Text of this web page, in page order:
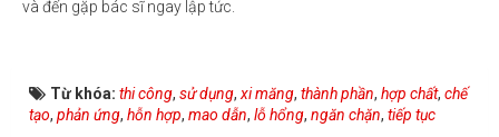
và đến gặp bác sĩ ngay lập tức.
Từ khóa: thi công, sử dụng, xi măng, thành phần, hợp chất, chế
tạo, phản ứng, hỗn hợp, mao dẫn, lỗ hổng, ngăn chặn, tiếp tục